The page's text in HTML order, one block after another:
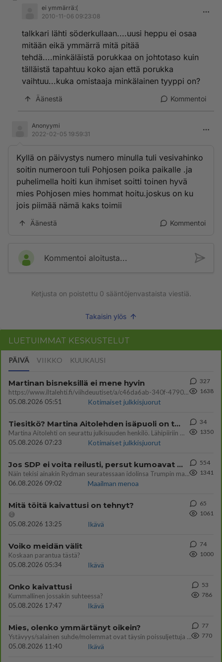
ei ymmärrä:(
2010-11-06 09:23:08
talkkari lähti söderkullaan....uusi heppu ei osaa
mitään eikä ymmärrä mitä pitää
tehdä....minkäläistä porukkaa on johtotaso kuin
tälläistä tapahtuu koko ajan että porukka
vaihtuu...kuka omistaaja minkälainen tyyppi on?
Äänestä Kommentoi
Anonyymi
2022-02-05 19:59:31
Kyllä on päivystys numero minulla tuli vesivahinko
soitin numeroon tuli Pohjosen poika paikalle .ja
puhelimella hoiti kun ihmiset soitti toinen hyvä
mies Pohjosen mies hommat hoitu.joskus on ku
jois piimää nämä kaks toimii
Äänestä Kommentoi
Kommentoi aloitusta...
Ketjusta on poistettu 0 sääntöjenvastaista viestiä.
Takaisin ylös
LUETUIMMAT KESKUSTELUT
PÄIVÄ VIIKKO KUUKAUSI
Martinan bisneksillä ei mene hyvin
https://www.iltalehti.fi/viihdeuutiset/a/c46da6ab-340f-4790-aaa7-0865eed2336 Yrityksen konkurssihakemus on tullut kärä
05.08.2026 05:51
Kotimaiset julkkisjuorut
327
1638
Tiesitkö? Martina Aitolehden isäpuoli on tämä suosittu laulaja
Martina Aitolehti on seurattu julkisuuden henkilö. Lähipiiriin mahtuu muitakin tunnettuja henkilöitä. Tiesitkö, että Ma
05.08.2026 07:23
Kotimaiset julkkisjuorut
34
1350
Jos SDP ei voita reilusti, persut kumoavat demokratian Suomesta
Näin tekisi ainakin Rydman seuratessaan idolinsa Trumpin mallia https://www.is.fi/politiikka/art-2000012187244.html
06.08.2026 09:02
Maailman menoa
554
1341
Mitä töitä kaivattusi on tehnyt?
😅
05.08.2026 13:25
Ikävä
65
1061
Voiko meidän välit
Koskaan parantua tästä?
05.08.2026 05:34
Ikävä
74
1000
Onko kaivattusi
Kummallinen jossakin suhteessa?
05.08.2026 17:47
Ikävä
53
786
Mies, olenko ymmärtänyt oikein?
Ystävyys/salainen suhde/molemmat ovat täysin poissuljettuja asioita? Nainen
05.08.2026 11:40
Ikävä
77
770